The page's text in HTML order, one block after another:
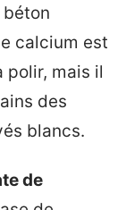
calcium est
polir, mais il
des
blancs.
de